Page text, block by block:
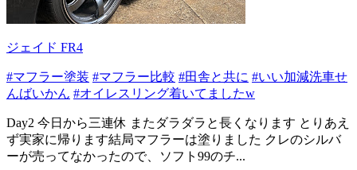
ジェイド FR4
#マフラー塗装 #マフラー比較 #田舎と共に #いい加減洗車せ
んばいかん #オイレスリング着いてましたw
Day2 今日から三連休 またダラダラと長くなります とりあえ
ず実家に帰ります結局マフラーは塗りました クレのシルバ
ーが売ってなかったので、ソフト99のチ...